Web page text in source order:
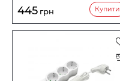
445 грн Купити